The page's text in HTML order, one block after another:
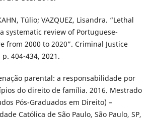
Túlio; VAZQUEZ, Lisandra. “Lethal
systematic review of Portuguese-
from 2000 to 2020”. Criminal Justice
404-434, 2021.
parental: a responsabilidade por
do direito de família. 2016. Mestrado
Pós-Graduados em Direito) –
Católica de São Paulo, São Paulo, SP,